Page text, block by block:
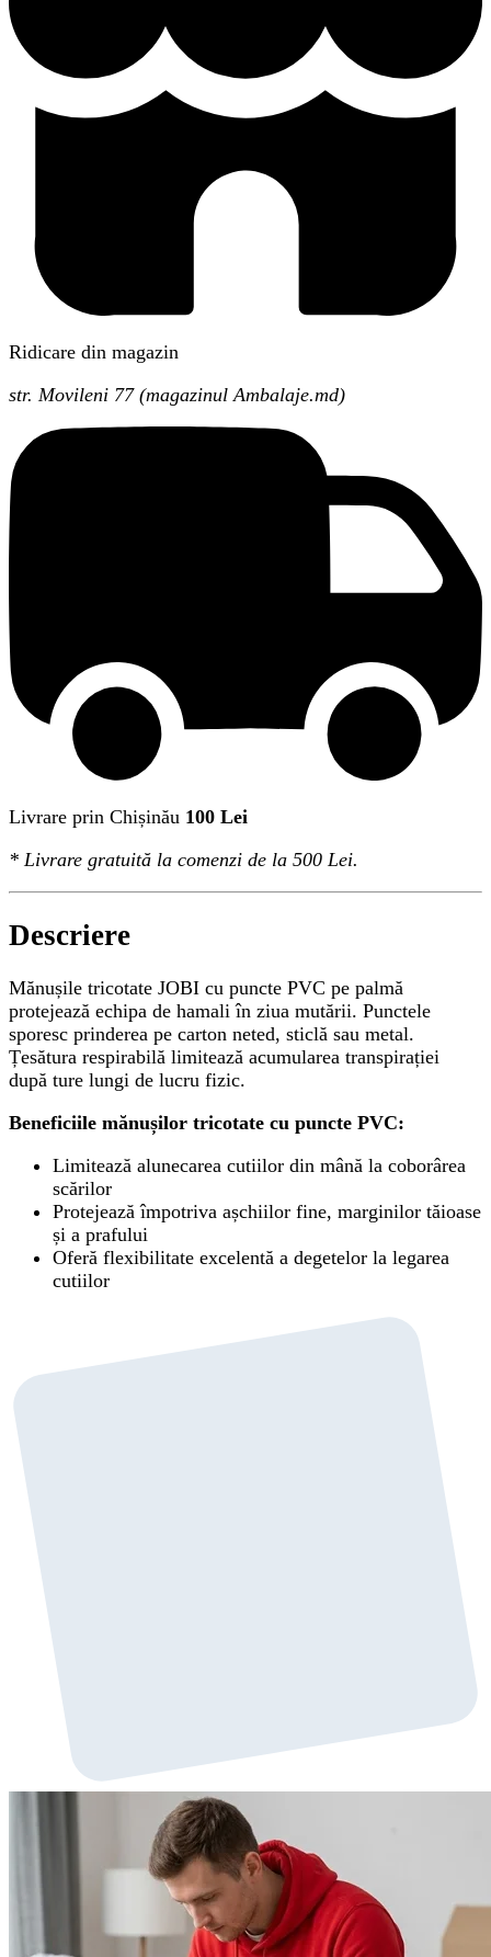
Ridicare din magazin
str. Movileni 77 (magazinul Ambalaje.md)
Livrare prin Chișinău 100 Lei
* Livrare gratuită la comenzi de la 500 Lei.
Descriere
Mănușile tricotate JOBI cu puncte PVC pe palmă
protejează echipa de hamali în ziua mutării. Punctele
sporesc prinderea pe carton neted, sticlă sau metal.
Țesătura respirabilă limitează acumularea transpirației
după ture lungi de lucru fizic.
Beneficiile mănușilor tricotate cu puncte PVC:
Limitează alunecarea cutiilor din mână la coborârea
scărilor
Protejează împotriva așchiilor fine, marginilor tăioase
și a prafului
Oferă flexibilitate excelentă a degetelor la legarea
cutiilor